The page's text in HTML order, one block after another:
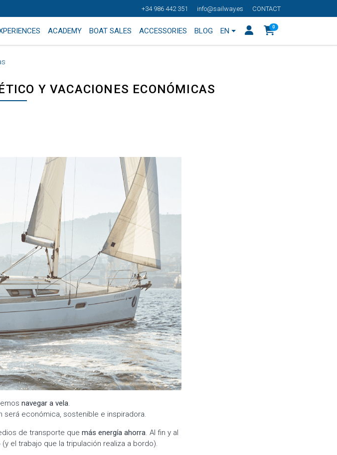
+34 986 442 351 info@sailway.es CONTACT
ACADEMY BOAT SALES ACCESSORIES BLOG EN 0
Y VACACIONES ECONÓMICAS
navegar a vela.
será económica, sostenible e inspiradora.
de transporte que más energía ahorra. Al fin y al
el trabajo que la tripulación realiza a bordo).